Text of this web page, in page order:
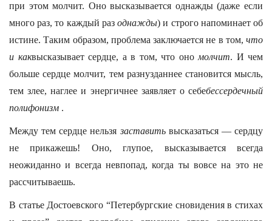
при этом молчит. Оно высказывается однажды (даже если
много раз, то каждый разоднажды) и строго напоминает об
истине. Таким образом, проблема заключается не в том, что
и каквысказывает сердце, а в том, что оно молчит. И чем
больше сердце молчит, тем разнузданнее становится мысль,
тем злее, наглее и энергичнее заявляет о себебессердечный
полифонизм .
Между тем сердце нельзя заставитьвысказаться — сердцу
не прикажешь! Оно, глупое, высказывается всегда
неожиданно и всегда невпопад, когда ты вовсе на это не
рассчитываешь.
В статье Достоевского “Петербургские сновидения в стихах